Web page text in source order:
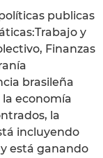
publicas
y
Finanzas
brasileña
economía
la
incluyendo
está ganando